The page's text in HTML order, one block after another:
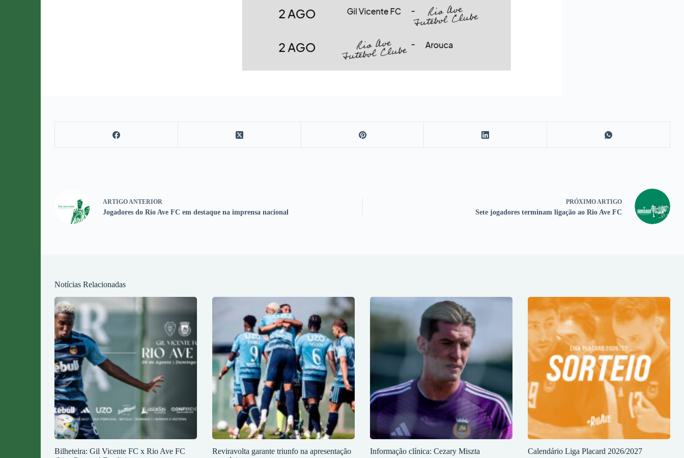
ARTIGO ANTERIOR
Jogadores do Rio Ave FC em destaque na imprensa nacional
PRÓXIMO ARTIGO
Sete jogadores terminam ligação ao Rio Ave FC
Notícias Relacionadas
Bilheteira: Gil Vicente FC x Rio Ave FC
Reviravolta garante triunfo na apresentação
Informação clínica: Cezary Miszta Calendário Liga Placard 2026/2027